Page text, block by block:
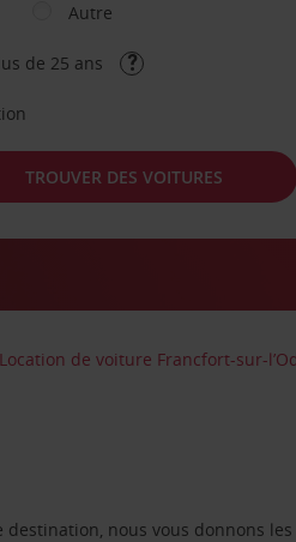
Autre
de 25 ans
TROUVER DES VOITURES
Location de voiture Francfort-sur-
nous vous donnons les